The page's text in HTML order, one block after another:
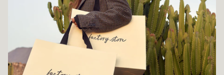
Retour en uitwisseling snelle levering
DIT VIND JE MISSCHIEN OOK LEUK